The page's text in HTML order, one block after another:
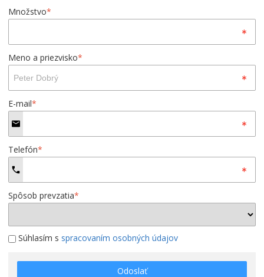
Množstvo*
Meno a priezvisko*
E-mail*
Telefón*
Spôsob prevzatia*
Súhlasím s spracovaním osobných údajov
Odoslať